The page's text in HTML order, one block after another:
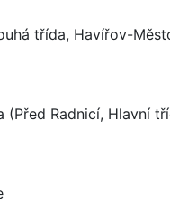
třída, Havířov-
(Před Radnicí, Hlavní